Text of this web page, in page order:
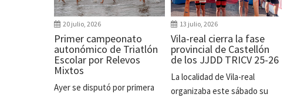
20 julio, 2026
Primer campeonato
autonómico de Triatlón
Escolar por Relevos
Mixtos
Ayer se disputó por primera
13 julio, 2026
Vila-real cierra la fase
provincial de Castellón
de los JJDD TRICV 25-26
La localidad de Vila-real
organizaba este sábado su